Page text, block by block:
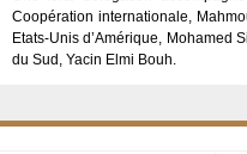
Coopération internationale,
Etats-Unis d’Amérique, Mohamed
du Sud, Yacin Elmi Bouh.